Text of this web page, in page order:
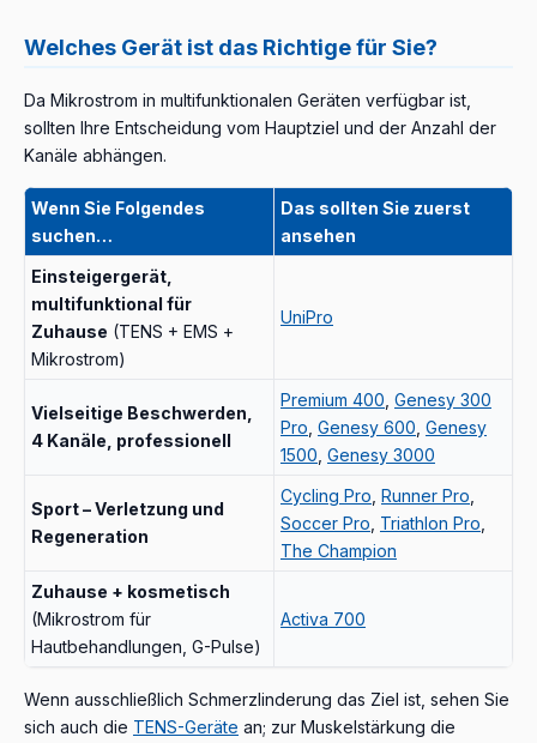
Welches Gerät ist das Richtige für Sie?
Da Mikrostrom in multifunktionalen Geräten verfügbar ist,
sollten Ihre Entscheidung vom Hauptziel und der Anzahl der
Kanäle abhängen.
Wenn Sie Folgendes
suchen…
Das sollten Sie zuerst
ansehen
Einsteigergerät,
multifunktional für
Zuhause (TENS + EMS +
Mikrostrom)
UniPro
Vielseitige Beschwerden,
4 Kanäle, professionell
Premium 400 Genesy 300
Pro Genesy 600 Genesy
1500 Genesy 3000
Sport – Verletzung und
Regeneration
Cycling Pro Runner Pro
Soccer Pro Triathlon Pro
The Champion
Zuhause + kosmetisch
(Mikrostrom für
Hautbehandlungen, G-Pulse)
Activa 700
Wenn ausschließlich Schmerzlinderung das Ziel ist, sehen Sie
sich auch die TENS-Geräte an; zur Muskelstärkung die